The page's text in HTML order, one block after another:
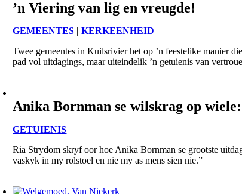
’n Viering van lig en vreugde!
GEMEENTES |KERKEENHEID
Twee gemeentes in Kuilsrivier het op ’n feestelike manier
pad vol uitdagings, maar uiteindelik ’n getuienis van
Anika Bornman se wilskrag op wiele:
GETUIENIS
Ria Strydom skryf oor hoe Anika Bornman se grootste
vaskyk in my rolstoel en nie my as mens sien nie.”